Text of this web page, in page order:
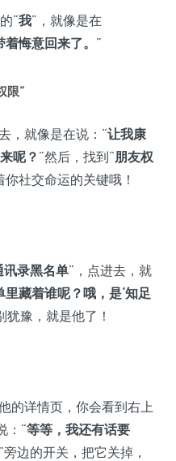
“我”，就像是在
悔意回来了。 ”
限”
，就像是在说：“让我康
呢？ ”然后，找到“朋友权
社交命运的关键哦！
讯录黑名单”，点进去，就
藏着谁呢？哦，是‘知足
犹豫，就是他了！
的详情页，你会看到右上
：“等等，我还有话要
”旁边的开关，把它关掉，